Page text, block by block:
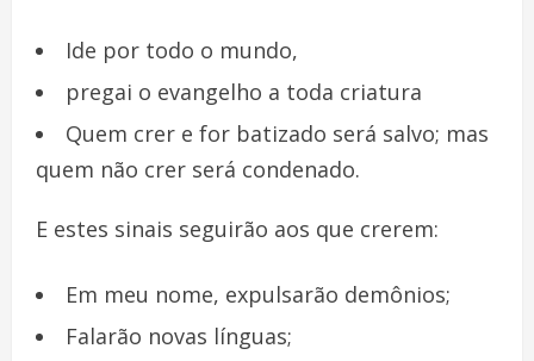
Ide por todo o mundo,
pregai o evangelho a toda criatura
Quem crer e for batizado será salvo; mas
quem não crer será condenado.
E estes sinais seguirão aos que crerem:
Em meu nome, expulsarão demônios;
Falarão novas línguas;